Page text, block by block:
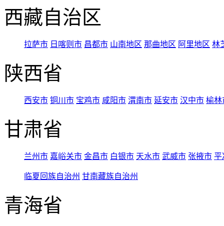
西藏自治区
拉萨市 日喀则市 昌都市 山南地区 那曲地区 阿里地区 林
陕西省
西安市 铜川市 宝鸡市 咸阳市 渭南市 延安市 汉中市 榆林
甘肃省
兰州市 嘉峪关市 金昌市 白银市 天水市 武威市 张掖市 平
临夏回族自治州 甘南藏族自治州
青海省